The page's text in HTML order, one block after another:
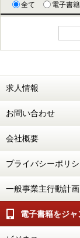
全て 電子書籍
求人情報
お問い合わせ
会社概要
プライバシーポリ
一般事業主行動計画
電子書籍をジ